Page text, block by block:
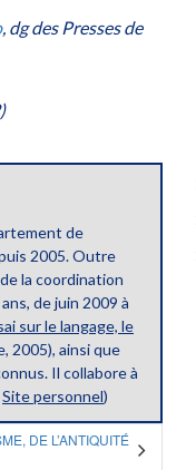
, dg des Presses de
de
2005. Outre
la coordination
de juin 2009 à
sur le langage, le
2005), ainsi que
Il collabore à
Site personnel)
DE L’ANTIQUITÉ